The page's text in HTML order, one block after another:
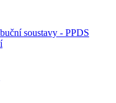
soustavy - PPDS